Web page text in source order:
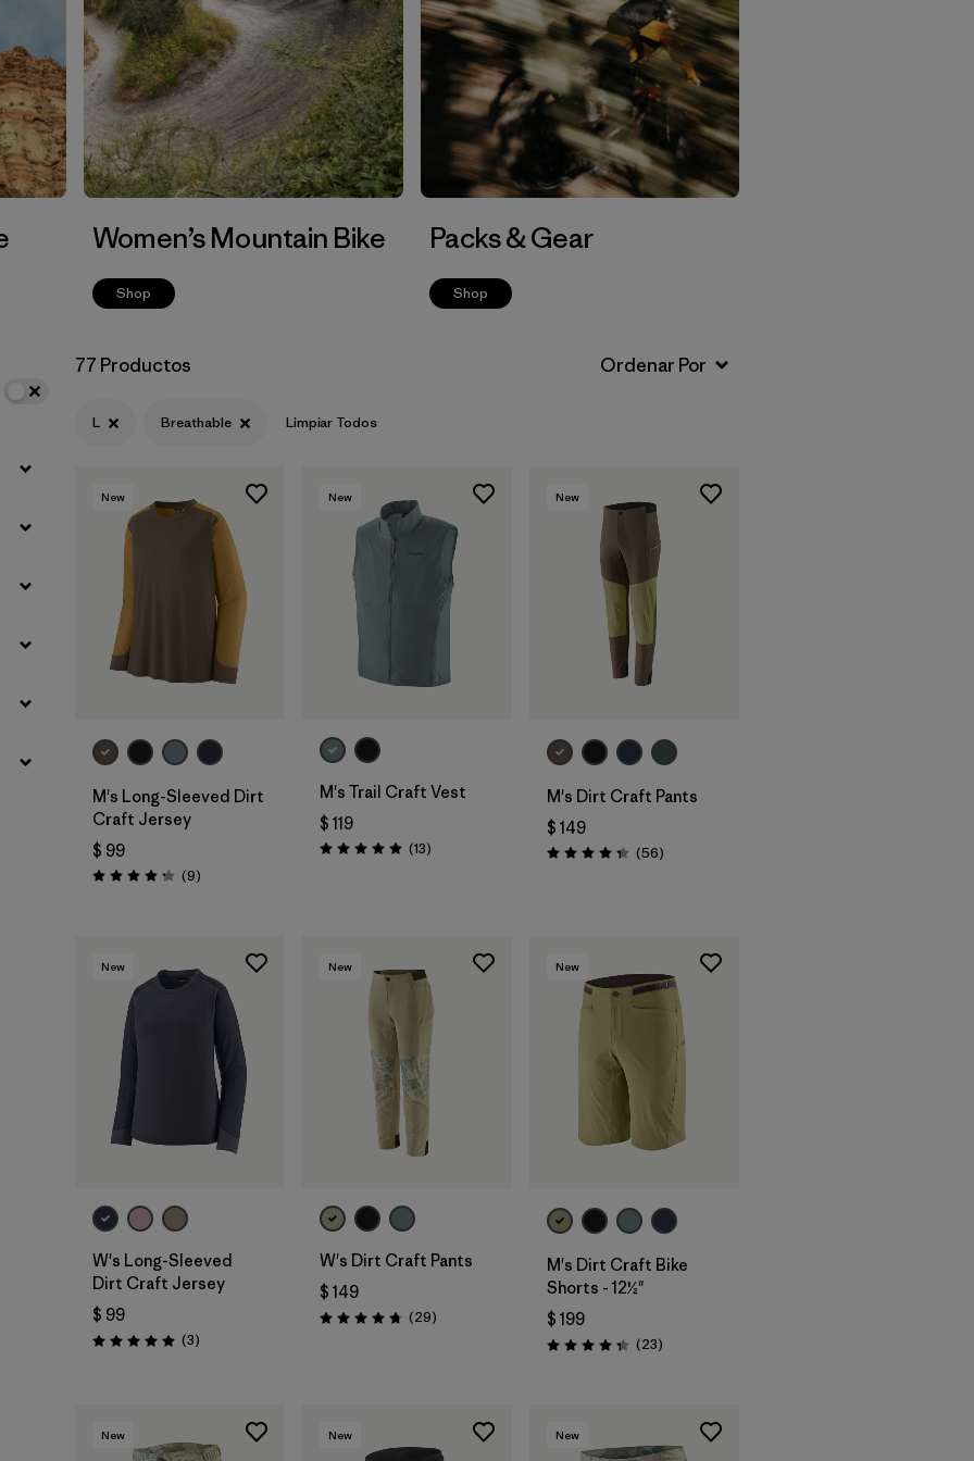
Women’s Mountain Bike
Shop
Packs & Gear
Shop
77 Productos
L Breathable Limpiar Todos
New
M's Long-Sleeved Dirt
Craft Jersey
$ 99
Valoración: 4.2 / 5
(9Comentarios
)
New
M's Trail Craft Vest
$ 119
Valoración: 4.9 / 5
(13Comentarios
)
New
M's Dirt Craft Pants
$ 149
Valoración: 4.3 / 5
(56Comentarios
)
New
W's Long-Sleeved
Dirt Craft Jersey
$ 99
Valoración: 5.0 / 5
(3Comentarios
)
New
W's Dirt Craft Pants
$ 149
Valoración: 4.8 / 5
(29Comentarios
)
New
M's Dirt Craft Bike
Shorts - 12½"
$ 199
Valoración: 4.3 / 5
(23Comentarios
)
New New New